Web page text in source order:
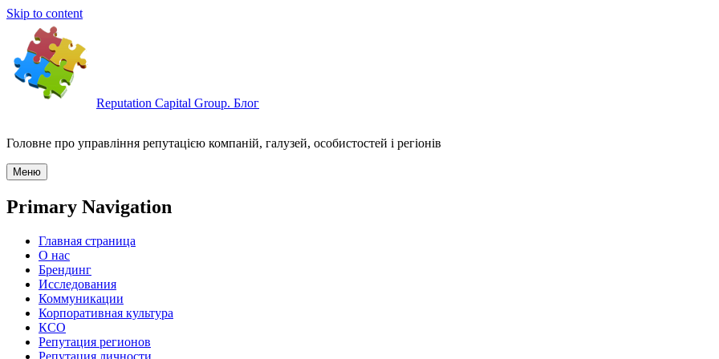
Skip to content
Reputation Capital Group. Блог
Головне про управління репутацією компаній, галузей, особистостей і регіонів
Меню
Primary Navigation
Главная страница
О нас
Брендинг
Исследования
Коммуникации
Корпоративная культура
КСО
Репутация регионов
Репутация личности